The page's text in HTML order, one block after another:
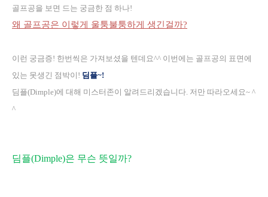
골프공을 보면 드는 궁금한 점 하나!
왜 골프공은 이렇게 울퉁불퉁하게 생긴걸까?
이런 궁금증! 한번씩은 가져보셨을 텐데요^^ 이번에는 골프공의 표면에
있는 못생긴 점박이 ! 딤플~!
딤플(Dimple)에 대해 미스터존이 알려드리겠습니다 저만 따라오세요~ ^
^
딤플(Dimple)은 무슨 뜻일까?